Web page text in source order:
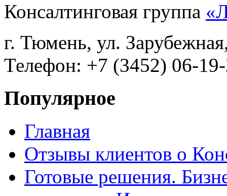
Консалтинговая группа
г. Тюмень, ул.
Телефон: +7 (3452) 06-
Популярное
Главная
Отзывы клиентов о
Готовые решения.